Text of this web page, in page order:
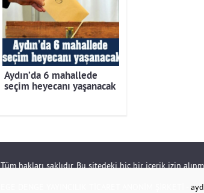
Aydın’da 6 mahallede
seçim heyecanı yaşanacak
Tüm hakları saklıdır. Bu sitedeki hiç bir içerik izin